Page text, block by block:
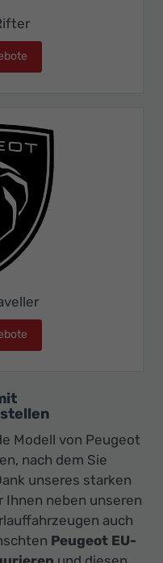
Modell von Peugeot
nach dem Sie
unseres starken
neben unseren
auch
Peugeot EU-